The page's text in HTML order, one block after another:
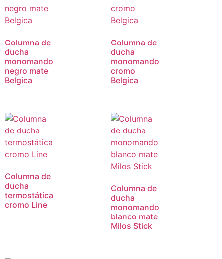
Columna de
ducha
monomando
negro mate
Belgica
Columna de
ducha
monomando
cromo
Belgica
Columna de
ducha
termostática
cromo Line
Columna de
ducha
monomando
blanco mate
Milos Stick